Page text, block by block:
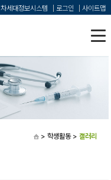
차세대정보시스템 로그인 사이트맵
> 학생활동> 갤러리